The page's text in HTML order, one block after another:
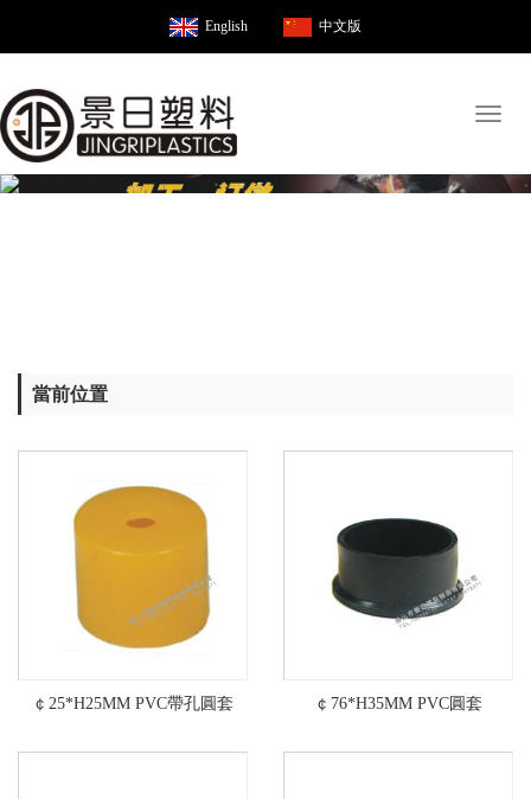
English 中文版
當前位置
￠25*H25MM PVC帶孔圓套 ￠76*H35MM PVC圓套